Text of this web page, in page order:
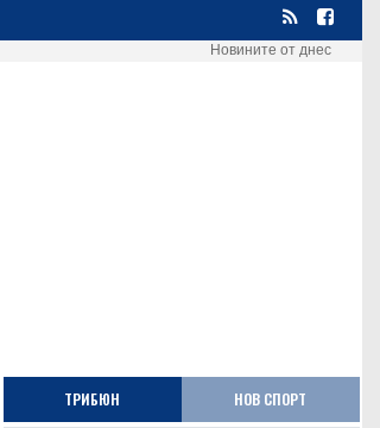
Новините от днес
ТРИБЮН НОВ СПОРТ